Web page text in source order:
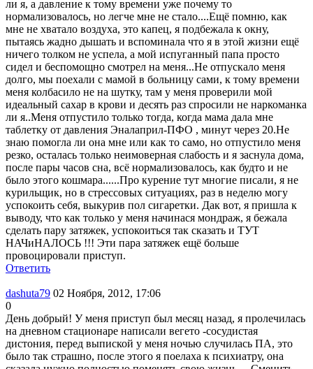
ли я, а давление к тому времени уже почему то
нормализовалось, но легче мне не стало....Ещё помню, как
мне не хватало воздуха, это капец, я подбежала к окну,
пытаясь жадно дышать и вспоминала что я в этой жизни ещё
ничего толком не успела, а мой испуганный папа просто
сидел и беспомощно смотрел на меня...Не отпускало меня
долго, мы поехали с мамой в больницу сами, к тому времени
меня колбасило не на шутку, там у меня проверили мой
идеальный сахар в крови и десять раз спросили не наркоманка
ли я..Меня отпустило только тогда, когда мама дала мне
таблетку от давления Эналаприл-ПФО , минут через 20.Не
знаю помогла ли она мне или как то само, но отпустило меня
резко, осталась только неимоверная слабость и я заснула дома,
после пары часов сна, всё нормализовалось, как будто и не
было этого кошмара......Про курение тут многие писали, я не
курильщик, но в стрессовых ситуациях, раз в неделю могу
успокоить себя, выкурив пол сигаретки. Дак вот, я пришла к
выводу, что как только у меня начинася мондраж, я бежала
сделать пару затяжек, успокоиться так сказать и ТУТ
НАЧиНАЛОСЬ !!! Эти пара затяжек ещё больше
провоцировали приступ.
Ответить
dashuta79 02 Ноября, 2012, 17:06
0
День добрый! У меня приступ был месяц назад, я пролечилась
на дневном стационаре написали вегето -сосудистая
дистония, перед выпиской у меня ночью случилась ПА, это
было так страшно, после этого я поелаха к психиатру, она